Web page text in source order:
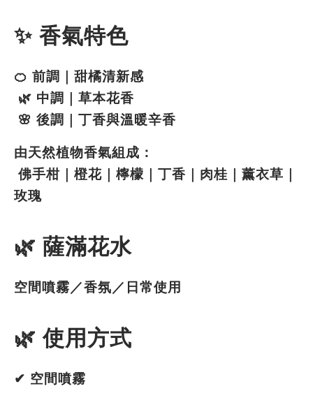
✨ 香氣特色
🍊 前調｜甜橘清新感
🌿 中調｜草本花香
🌸 後調｜丁香與溫暖辛香
由天然植物香氣組成：
玫瑰
🌿 薩滿花水
空間噴霧／香氛／日常使用
🌿 使用方式
✔ 空間噴霧